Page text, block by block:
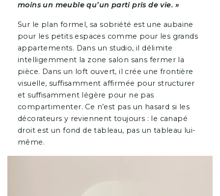
moins un meuble qu’un parti pris de vie. »
Sur le plan formel, sa sobriété est une aubaine
pour les petits espaces comme pour les grands
appartements. Dans un studio, il délimite
intelligemment la zone salon sans fermer la
pièce. Dans un loft ouvert, il crée une frontière
visuelle, suffisamment affirmée pour structurer
et suffisamment légère pour ne pas
compartimenter. Ce n’est pas un hasard si les
décorateurs y reviennent toujours : le canapé
droit est un fond de tableau, pas un tableau lui-
même.